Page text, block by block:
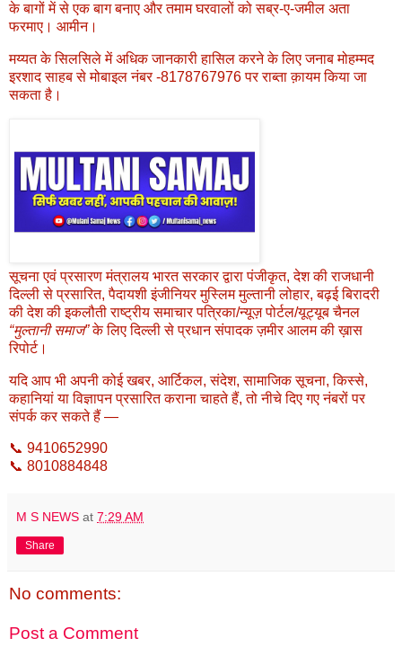
के बागों में से एक बाग बनाए और तमाम घरवालों को सब्र-ए-जमील अता
फरमाए। आमीन।
मय्यत के सिलसिले में अधिक जानकारी हासिल करने के लिए जनाब मोहम्मद
इरशाद साहब से मोबाइल नंबर -8178767976 पर राब्ता क़ायम किया जा
सकता है।
सूचना एवं प्रसारण मंत्रालय भारत सरकार द्वारा पंजीकृत, देश की राजधानी
दिल्ली से प्रसारित, पैदायशी इंजीनियर मुस्लिम मुल्तानी लोहार, बढ़ई बिरादरी
की देश की इकलौती राष्ट्रीय समाचार पत्रिका/न्यूज़ पोर्टल/यूट्यूब चैनल
“मुल्तानी समाज”के लिए दिल्ली से प्रधान संपादक ज़मीर आलम की ख़ास
रिपोर्ट।
यदि आप भी अपनी कोई खबर, आर्टिकल, संदेश, सामाजिक सूचना, किस्से,
कहानियां या विज्ञापन प्रसारित कराना चाहते हैं, तो नीचे दिए गए नंबरों पर
संपर्क कर सकते हैं —
📞 9410652990
📞 8010884848
M S NEWS at 7:29 AM
Share
No comments:
Post a Comment